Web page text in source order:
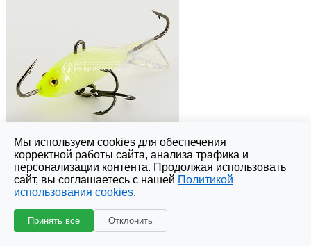
Балансир Rapala, Jigging Shad Rap 03, 3 см, GL
Нет в наличии
14 руб. /шт
Под заказ
Наши менеджеры обязательно свяжутся с вами и уточнят
условия заказа
Мы используем cookies для обеспечения
корректной работы сайта, анализа трафика и
персонализации контента. Продолжая использовать
сайт, вы соглашаетесь с нашей Политикой
использования cookies.
Принять все Отклонить